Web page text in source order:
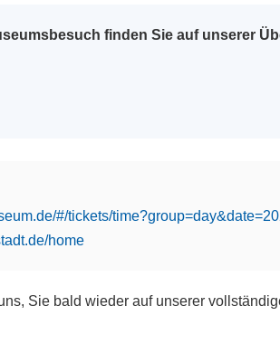
finden Sie auf unserer
#/tickets/
home
Sie bald wieder auf unserer